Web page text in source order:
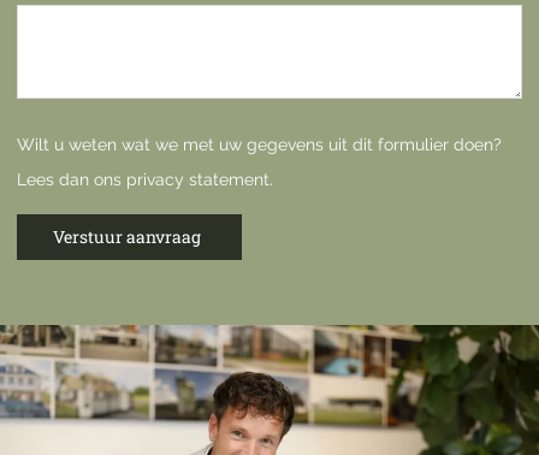
Wilt u weten wat we met uw gegevens uit dit formulier doen?
Lees dan ons privacy statement.
Verstuur aanvraag